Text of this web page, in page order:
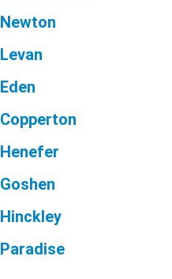
Newton
Levan
Eden
Copperton
Henefer
Goshen
Hinckley
Paradise